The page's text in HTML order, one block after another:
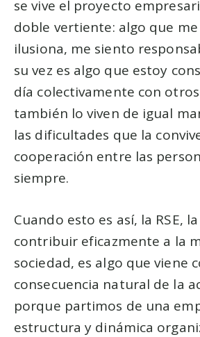
se vive el proyecto
doble vertiente: algo que
ilusiona, me siento
su vez es algo que estoy
día colectivamente con
también lo viven de igual
las dificultades que la
cooperación entre las
siempre.
Cuando esto es así, la RSE,
contribuir eficazmente a la
sociedad, es algo que viene
consecuencia natural de la
porque partimos de una
estructura y dinámica